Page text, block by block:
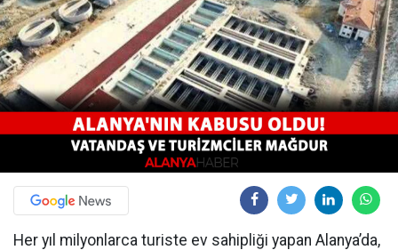
Her yıl milyonlarca turiste ev sahipliği yapan Alanya’da,